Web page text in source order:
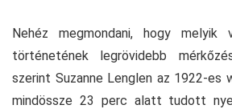
Nehéz megmondani, hogy
történetének legrövidebb
szerint Suzanne Lenglen az 1922-es
mindössze 23 perc alatt tudott